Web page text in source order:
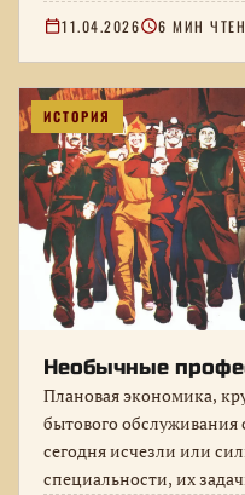
11.04.2026 6 МИН
ИСТОРИЯ
Необычные
Плановая экономика,
бытового
сегодня исчезли или
специальности, их